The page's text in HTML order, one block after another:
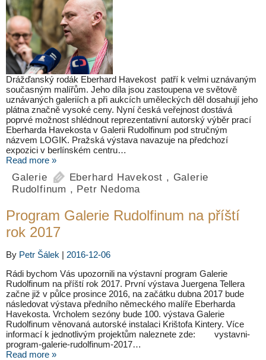
Drážďanský rodák Eberhard Havekost patří k velmi uznávaným
současným malířům. Jeho díla jsou zastoupena ve světově
uznávaných galeriích a při aukcích uměleckých děl dosahují jeho
plátna značně vysoké ceny. Nyní česká veřejnost dostává
poprvé možnost shlédnout reprezentativní autorský výběr prací
Eberharda Havekosta v Galerii Rudolfinum pod stručným
názvem LOGIK. Pražská výstava navazuje na předchozí
expozici v berlínském centru…
Read more »
Galerie Eberhard Havekost , Galerie
Rudolfinum , Petr Nedoma
Program Galerie Rudolfinum na příští
rok 2017
By Petr Šálek | 2016-12-06
Rádi bychom Vás upozornili na výstavní program Galerie
Rudolfinum na příští rok 2017. První výstava Juergena Tellera
začne již v půlce prosince 2016, na začátku dubna 2017 bude
následovat výstava předního německého malíře Eberharda
Havekosta. Vrcholem sezóny bude 100. výstava Galerie
Rudolfinum věnovaná autorské instalaci Krištofa Kintery. Více
informací k jednotlivým projektům naleznete zde: vystavni-
program-galerie-rudolfinum-2017…
Read more »